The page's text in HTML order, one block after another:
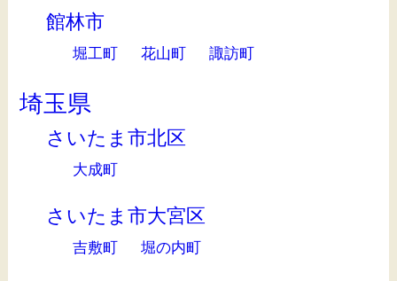
館林市
堀工町 花山町 諏訪町
埼玉県
さいたま市北区
大成町
さいたま市大宮区
吉敷町 堀の内町